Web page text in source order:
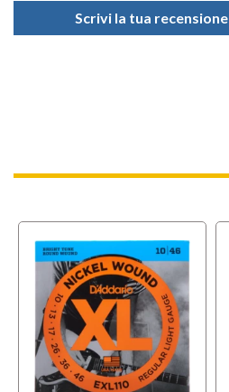
Scrivi la tua recensione